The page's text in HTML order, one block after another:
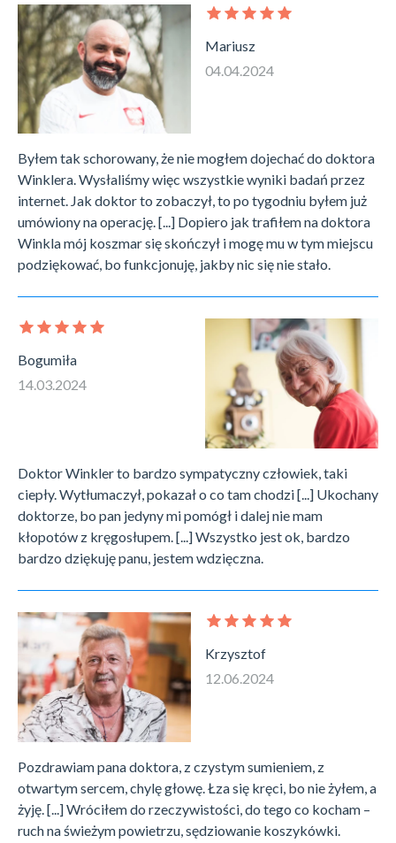
Mariusz
04.04.2024
Byłem tak schorowany, że nie mogłem dojechać do doktora
Winklera. Wysłaliśmy więc wszystkie wyniki badań przez
internet. Jak doktor to zobaczył, to po tygodniu byłem już
umówiony na operację. [...] Dopiero jak trafiłem na doktora
Winkla mój koszmar się skończył i mogę mu w tym miejscu
podziękować, bo funkcjonuję, jakby nic się nie stało.
Bogumiła
14.03.2024
Doktor Winkler to bardzo sympatyczny człowiek, taki
ciepły. Wytłumaczył, pokazał o co tam chodzi [...] Ukochany
doktorze, bo pan jedyny mi pomógł i dalej nie mam
kłopotów z kręgosłupem. [...] Wszystko jest ok, bardzo
bardzo dziękuję panu, jestem wdzięczna.
Krzysztof
12.06.2024
Pozdrawiam pana doktora, z czystym sumieniem, z
otwartym sercem, chylę głowę. Łza się kręci, bo nie żyłem, a
żyję. [...] Wróciłem do rzeczywistości, do tego co kocham –
ruch na świeżym powietrzu, sędziowanie koszykówki.